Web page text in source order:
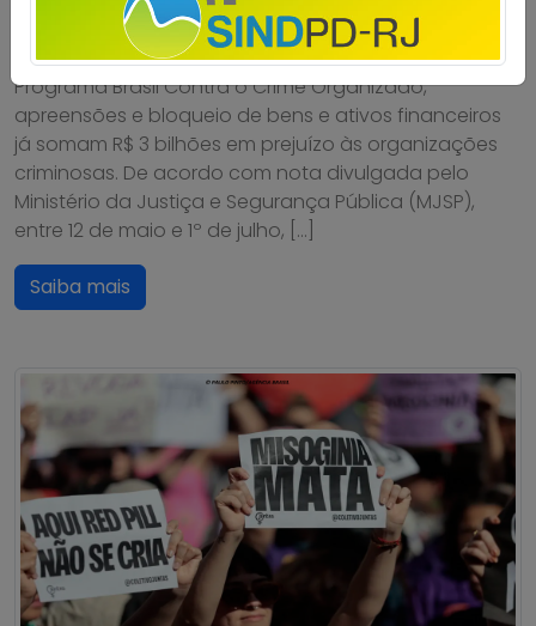
Em menos de dois meses do início das operações do
Programa Brasil Contra o Crime Organizado,
apreensões e bloqueio de bens e ativos financeiros
já somam R$ 3 bilhões em prejuízo às organizações
criminosas. De acordo com nota divulgada pelo
Ministério da Justiça e Segurança Pública (MJSP),
entre 12 de maio e 1º de julho, […]
Saiba mais